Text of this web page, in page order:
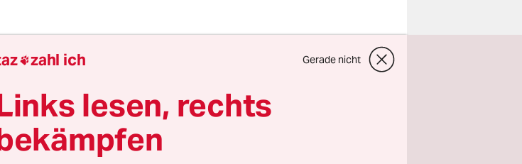
uns Schmetterlinge, ob es einer
geht?
oder Äckern viele verschiedene
dann können dort auch andere
brauchen. Darum ist das
zahl ich Gerade nicht
lesen, rechts